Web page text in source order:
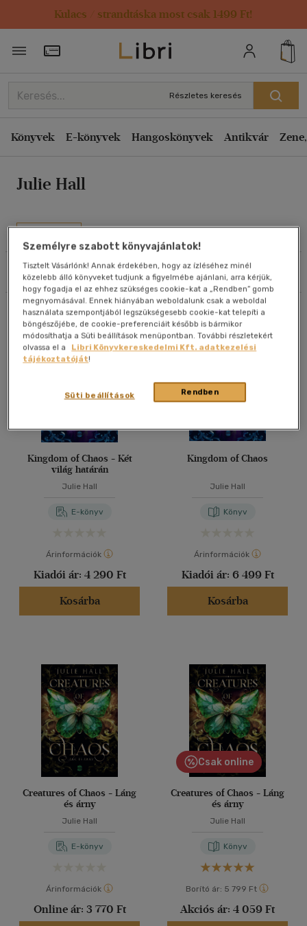
Kulacs / strandtáska most csak 1499 Ft!
Törzsvásárlói Kártya adatai
Részletes keresés
Könyvek E-könyvek Hangoskönyvek Antikvár
Julie Hall
Szűrés Rendezés
Rendezés
Kiadás éve szerint csökkenő
Ár szerint csökkenő
Eladott darabszám szerint csökkenő
Cím szerint A-Z
Szerző szerint A-Z
Megjelenítés
20 db / oldal
40 db / oldal
Alkalmaz
Összesen4db
Kingdom of Chaos - Két
világ határán
Julie Hall
E-könyv
Árinformációk
Kiadói ár: 4 290 Ft
Kosárba
Kingdom of Chaos
Julie Hall
Könyv
Árinformációk
Kiadói ár: 6 499 Ft
Kosárba
Creatures of Chaos - Láng
és árny
Julie Hall
E-könyv
Árinformációk
Online ár: 3 770 Ft
Csak online
Creatures of Chaos - Láng
és árny
Julie Hall
Könyv
Borító ár: 5 799 Ft
Akciós ár: 4 059 Ft
Személyre szabott könyvajánlatok!
Tisztelt Vásárlónk! Annak érdekében, hogy az ízléséhez minél
közelebb álló könyveket tudjunk a figyelmébe ajánlani, arra kérjük,
hogy fogadja el az ehhez szükséges cookie-kat a „Rendben” gomb
megnyomásával. Ennek hiányában weboldalunk csak a weboldal
használata szempontjából legszükségesebb cookie-kat telepíti a
böngészőjébe, de cookie-preferenciáit később is bármikor
módosíthatja a Süti beállítások menüpontban. További részletekért
olvassa el a
Libri Könyvkereskedelmi Kft. adatkezelési
tájékoztatóját!
Rendben
Süti beállítások